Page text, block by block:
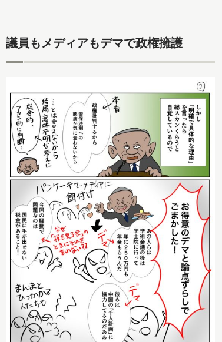
議員もメディアもデマで政権擁護